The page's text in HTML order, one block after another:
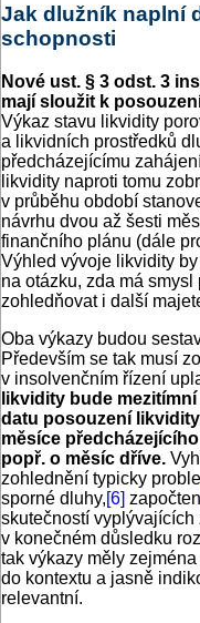
Jak dlužník naplní
schopnosti
Nové ust. § 3 odst. 3
mají sloužit k
Výkaz stavu likvidity
a likvidních prostředků
předcházejícímu
likvidity naproti tomu
v průběhu období
návrhu dvou až šesti
finančního plánu (dále
Výhled vývoje likvidity
na otázku, zda má
zohledňovat i další
Oba výkazy budou
Především se tak musí
v insolvenčním řízení
likvidity bude
datu posouzení
měsíce
popř. o měsíc dříve.
zohlednění typicky
sporné dluhy,[6]
skutečností vyplývajících
v konečném důsledku
tak výkazy měly
do kontextu a jasně
relevantní.